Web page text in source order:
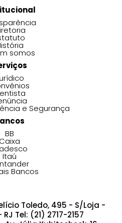
somos
e Segurança
BB
Caixa
Itaú
Bancos
Toledo, 495 - S/Loja -
Tel: (21) 2717-2157